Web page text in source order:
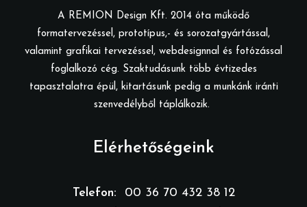
A REMION Design Kft. 2014 óta működő
formatervezéssel, prototípus,- és sorozatgyártással,
valamint grafikai tervezéssel, webdesignnal és fotózással
foglalkozó cég. Szaktudásunk több évtizedes
tapasztalatra épül, kitartásunk pedig a munkánk iránti
szenvedélyből táplálkozik.
Elérhetőségeink
Telefon:
00 36 70 432 38 12